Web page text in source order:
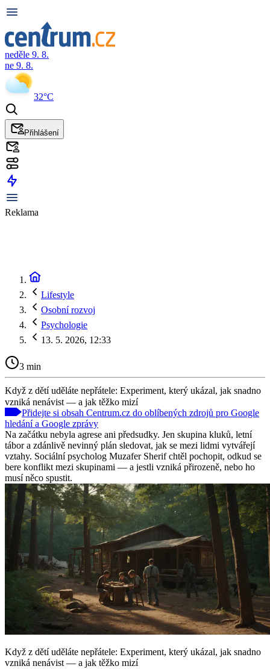
neděle 9. 8.
ne 9. 8.
32°C
Přihlášení
Reklama
Lifestyle
Osobní rozvoj
Psychologie
13. 5. 2026, 12:33
3 min
Když z dětí uděláte nepřátele: Experiment, který ukázal, jak snadno
vzniká nenávist — a jak těžko mizí
Přidejte si obsah Centrum.cz do oblíbených zdrojů pro Google
hledání a Google zprávy
Na začátku nebyla agrese ani předsudky. Jen skupina kluků, letní
tábor a zdánlivě nevinný plán sledovat, jak se mezi lidmi vytvářejí
vztahy. Sociální psycholog Muzafer Sherif chtěl pochopit, odkud se
bere konflikt mezi skupinami — a jestli vzniká přirozeně, nebo ho
musí něco spustit.
Když z dětí uděláte nepřátele: Experiment, který ukázal, jak snadno
vzniká nenávist — a jak těžko mizí